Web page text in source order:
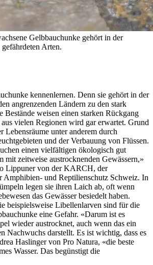
Gelbbauchunke gehört in der
Arten.
kennenlernen. Denn sie gehört in der
angrenzenden Ländern zu den stark
Bestände weisen einen starken Rückgang
vielen Regionen wird gar erwartet. Grund
Lebensräume unter anderem durch
und der Verbauung von Flüssen.
einen vielfältigen ökologisch gut
mit zeitweise austrocknenden Gewässern,»
Lippuner von der KARCH, der
Amphibien- und Reptilienschutz Schweiz. In
legen sie ihren Laich ab, oft wenn
das Gewässer besiedelt haben.
beispielsweise Libellenlarven sind für die
eine Gefahr. «Darum ist es
wieder austrocknet, auch wenn das ein
Nachwuchs darstellt. Es ist wichtig, dass es
Haslinger von Pro Natura, «die beste
Wasser. Das begünstigt die